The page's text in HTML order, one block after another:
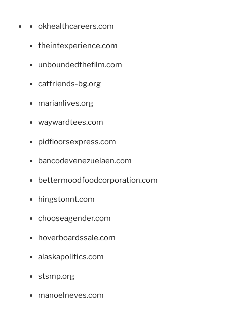
okhealthcareers.com
theintexperience.com
unboundedthefilm.com
catfriends-bg.org
marianlives.org
waywardtees.com
pidfloorsexpress.com
bancodevenezuelaen.com
bettermoodfoodcorporation.com
hingstonnt.com
chooseagender.com
hoverboardssale.com
alaskapolitics.com
stsmp.org
manoelneves.com